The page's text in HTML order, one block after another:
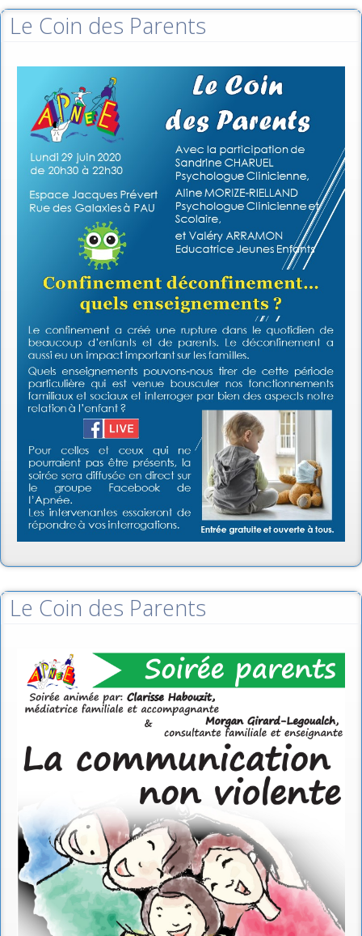
Le Coin des Parents
Le Coin des Parents